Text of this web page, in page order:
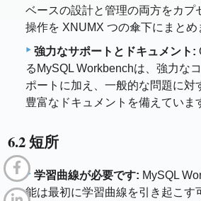
ベースの設計と管理の両方をカプ
操作を XNUMX つの傘下にまとめ
強力なサポートとドキュメント:
るMySQL Workbenchは、強力な
ポートに加え、一般的な問題に対
豊富なドキュメントを備えていま
6.2 短所
学習曲線が必要です: MySQL
能は最初に学習曲線を引き起こす